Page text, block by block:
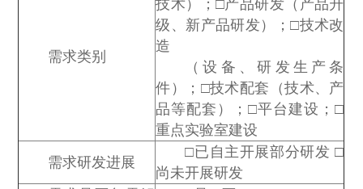
需求类别
技术）；□产品研发（产品升
级、新产品研发）；□技术改
造
（设备、研发生产条
件）；□技术配套（技术、产
品等配套）；□平台建设；□
重点实验室建设
需求研发进展
□已自主开展部分研发 □
尚未开展研发